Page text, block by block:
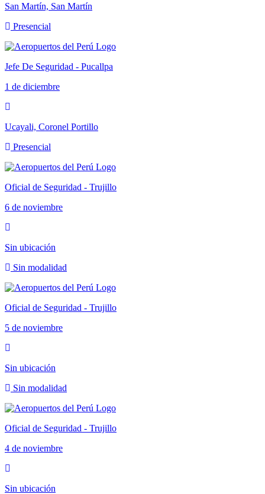
San Martín, San Martín
Presencial
Jefe De Seguridad - Pucallpa
1 de diciembre
Ucayali, Coronel Portillo
Presencial
Oficial de Seguridad - Trujillo
6 de noviembre
Sin ubicación
Sin modalidad
Oficial de Seguridad - Trujillo
5 de noviembre
Sin ubicación
Sin modalidad
Oficial de Seguridad - Trujillo
4 de noviembre
Sin ubicación